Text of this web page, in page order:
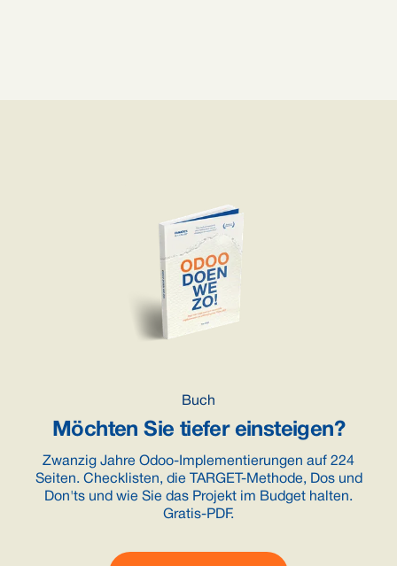
Buch
Möchten Sie tiefer einsteigen?
Zwanzig Jahre Odoo-Implementierungen auf 224
Seiten. Checklisten, die TARGET-Methode, Dos und
Don'ts und wie Sie das Projekt im Budget halten.
Gratis-PDF.